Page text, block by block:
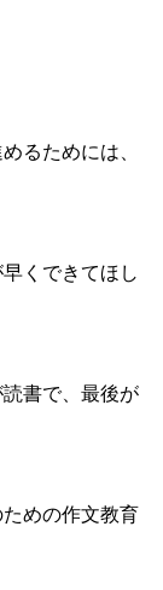
るためには、
くできてほし
書で、最後が
めの作文教育